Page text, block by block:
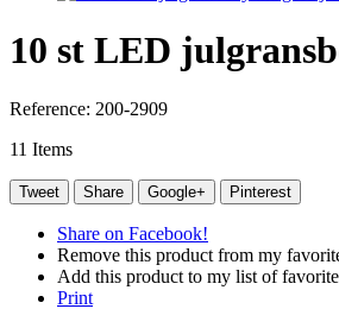
10 st LED
Reference: 200-2909
11 Items
Tweet Share Google+ Pinterest
Share on Facebook!
Remove this product from my
Add this product to my list of
Print